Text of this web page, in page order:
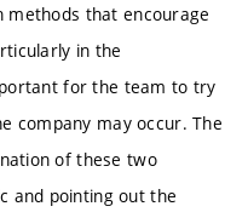
that encourage
in the
for the team to try
company may occur. The
of these two
and pointing out the